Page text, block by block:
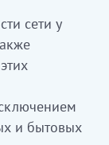
алу,
және
отырып
сети у
и бытовых